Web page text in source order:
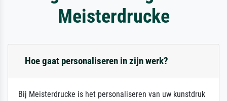
Meisterdrucke
Hoe gaat personaliseren in zijn werk?
Bij Meisterdrucke is het personaliseren van uw kunstdruk